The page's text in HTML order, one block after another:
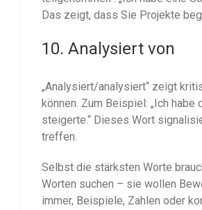
Das zeigt, dass Sie Projekte
10. Analysiert von
„Analysiert/analysiert“ zeigt
können. Zum Beispiel: „Ich
steigerte.“ Dieses Wort
treffen.
Selbst die stärksten Worte
Worten suchen – sie wollen
immer, Beispiele, Zahlen oder